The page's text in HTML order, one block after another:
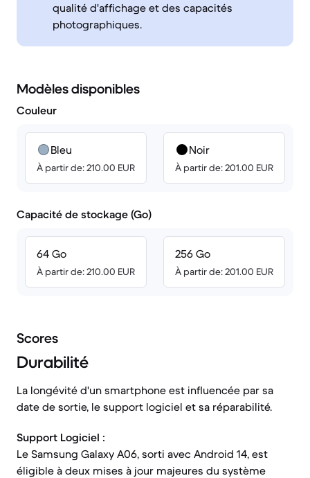
qualité d'affichage et des capacités
photographiques.
Modèles disponibles
Couleur
Bleu
À partir de: 210.00 EUR
Noir
À partir de: 201.00 EUR
Capacité de stockage (Go)
64 Go
À partir de: 210.00 EUR
256 Go
À partir de: 201.00 EUR
Scores
Durabilité
La longévité d'un smartphone est influencée par sa
date de sortie, le support logiciel et sa réparabilité.
Support Logiciel :
Le Samsung Galaxy A06, sorti avec Android 14, est
éligible à deux mises à jour majeures du système